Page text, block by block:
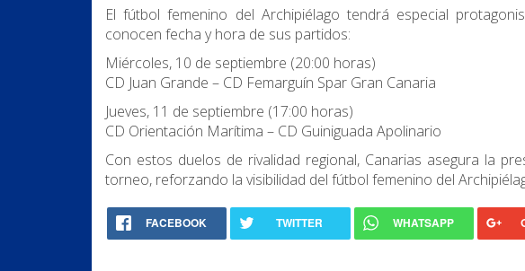
El fútbol femenino del Archipiélago tendrá especial
conocen fecha y hora de sus partidos:
Miércoles, 10 de septiembre (20:00 horas)
CD Juan Grande – CD Femarguín Spar Gran Canaria
Jueves, 11 de septiembre (17:00 horas)
CD Orientación Marítima – CD Guiniguada Apolinario
Con estos duelos de rivalidad regional, Canarias asegura la
torneo, reforzando la visibilidad del fútbol femenino del
FACEBOOK TWITTER WHATSAPP